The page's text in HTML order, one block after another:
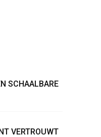
SCHAALBARE
VERTROUWT